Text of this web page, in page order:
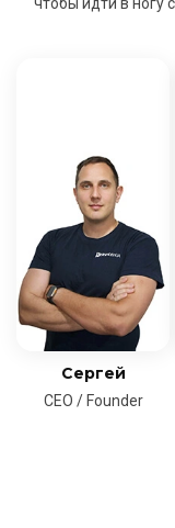
Сергей
CEO / Founder